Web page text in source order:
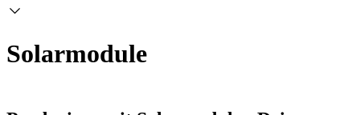
Solarmodule